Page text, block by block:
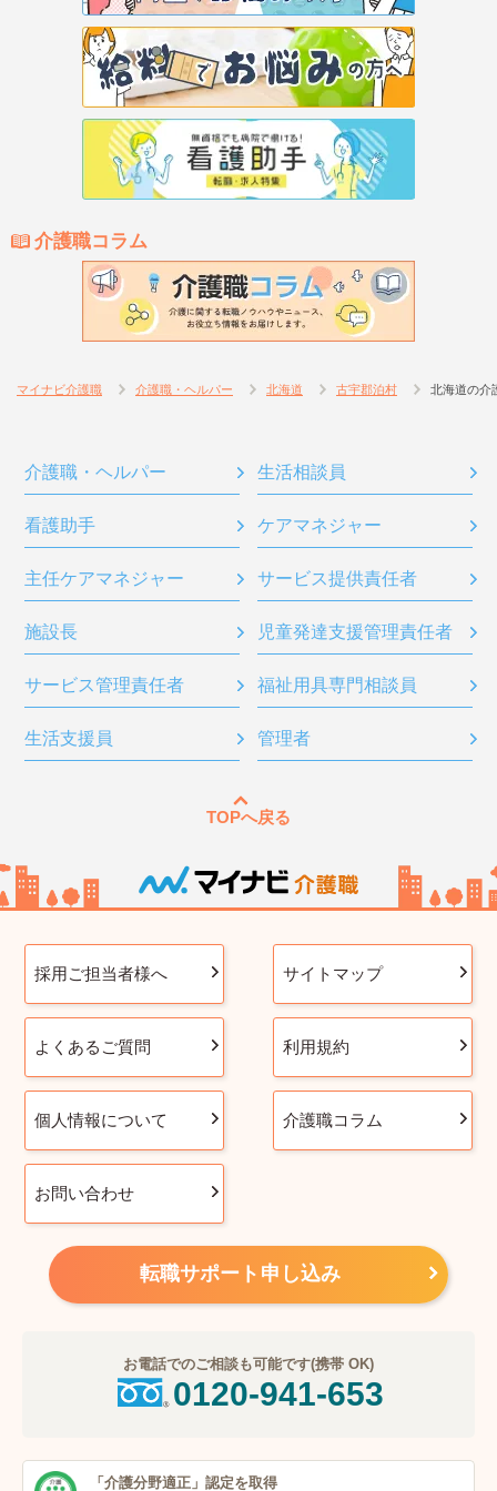
介護職コラム
マイナビ介護職 介護職・ヘルパー 北海道 古宇郡泊村 北海道の介
介護職・ヘルパー 生活相談員
看護助手 ケアマネジャー
主任ケアマネジャー サービス提供責任者
施設長 児童発達支援管理責任者
サービス管理責任者 福祉用具専門相談員
生活支援員 管理者
TOPへ戻る
採用ご担当者様へ サイトマップ
よくあるご質問 利用規約
個人情報について 介護職コラム
お問い合わせ
転職サポート申し込み
お電話でのご相談も可能です(携帯 OK)
0120-941-653
「介護分野適正」 認定を取得